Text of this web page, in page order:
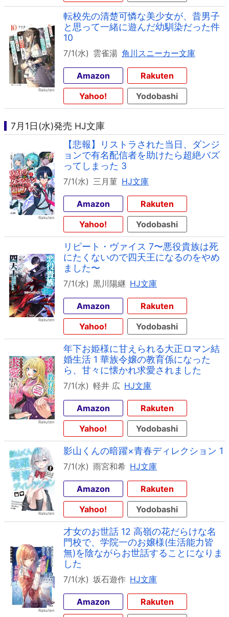
転校先の清楚可憐な美少女が、昔男子
と思って一緒に遊んだ幼馴染だった件
10
7/1(水) 雲雀湯 角川スニーカー文庫
Amazon
Rakuten
Yahoo!
Yodobashi
7月1日(水)発売 HJ文庫
【悲報】リストラされた当日、ダンジ
ョンで有名配信者を助けたら超絶バズ
ってしまった 3
7/1(水) 三月菫 HJ文庫
Amazon
Rakuten
Yahoo!
Yodobashi
リピート・ヴァイス 7〜悪役貴族は死
にたくないので四天王になるのをやめ
ました〜
7/1(水) 黒川陽継 HJ文庫
Amazon
Rakuten
Yahoo!
Yodobashi
年下お姫様に甘えられる大正ロマン結
婚生活 1 華族令嬢の教育係になった
ら、甘々に懐かれ求愛されました
7/1(水) 軽井 広 HJ文庫
Amazon
Rakuten
Yahoo!
Yodobashi
影山くんの暗躍×青春ディレクション 1
7/1(水) 雨宮和希 HJ文庫
Amazon
Rakuten
Yahoo!
Yodobashi
才女のお世話 12 高嶺の花だらけな名
門校で、学院一のお嬢様(生活能力皆
無)を陰ながらお世話することになりま
した
7/1(水) 坂石遊作 HJ文庫
Amazon
Rakuten